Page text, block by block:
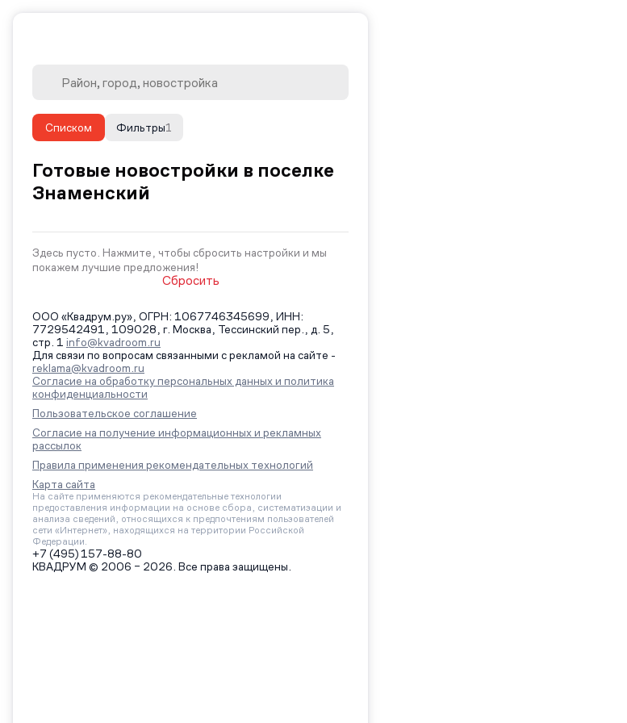
Списком 1
Фильтры
Готовые новостройки в поселке
Знаменский
Здесь пусто. Нажмите, чтобы сбросить настройки и мы
покажем лучшие предложения!
Сбросить
ООО «Квадрум.ру», ОГРН: 1067746345699, ИНН:
7729542491, 109028, г. Москва, Тессинский пер., д. 5,
стр. 1 info@kvadroom.ru
Для связи по вопросам связанными с рекламой на сайте -
reklama@kvadroom.ru
Согласие на обработку персональных данных и политика
конфиденциальности
Пользовательское соглашение
Согласие на получение информационных и рекламных
рассылок
Правила применения рекомендательных технологий
Карта сайта
На сайте применяются рекомендательные технологии
предоставления информации на основе сбора, систематизации и
анализа сведений, относящихся к предпочтениям пользователей
сети «Интернет», находящихся на территории Российской
Федерации.
+7 (495) 157-88-80
КВАДРУМ © 2006 – 2026. Все права защищены.